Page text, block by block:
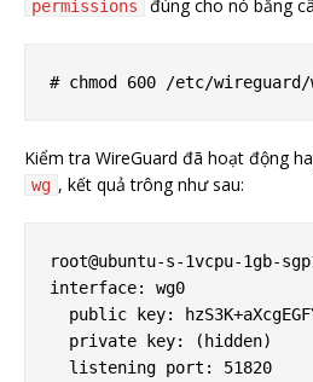
permissions đúng cho nó bằng
Kiểm tra WireGuard đã hoạt động
wg , kết quả trông như sau:
root@ubuntu-s-1vcpu-1gb-
interface: wg0
public key:
  private key: (hidden)
  listening port: 51820